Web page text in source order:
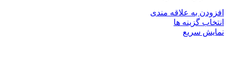
افزودن به علاقه مندی
انتخاب گزینه ها
نمایش سریع